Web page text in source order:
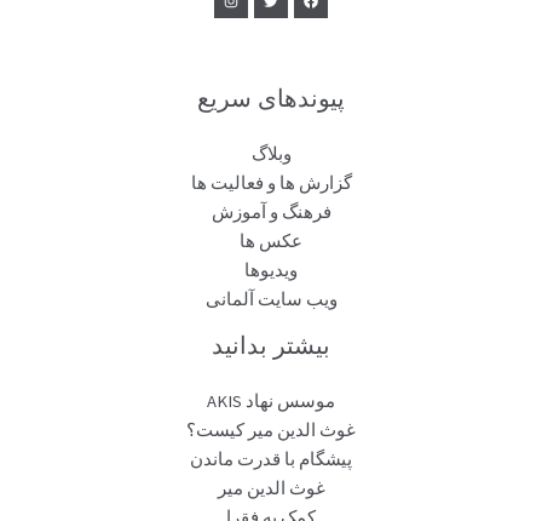
پیوندهای سریع
وبلاگ
گزارش ها و فعالیت ها
فرهنگ و آموزش
عکس ها
ویدیوها
ویب سایت آلمانی
بیشتر بدانید
موسس نهاد AKIS
غوث الدین میر کیست؟
پیشگام با قدرت ماندن
غوث الدین میر